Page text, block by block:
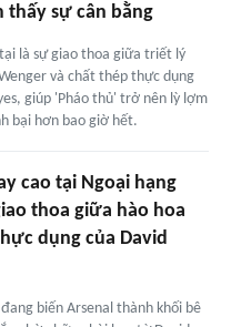
thấy sự cân bằng
là sự giao thoa giữa triết lý
và chất thép thực dụng
giúp 'Pháo thủ' trở nên lỳ lợm
bại hơn bao giờ hết.
cao tại Ngoại hạng
thoa giữa hào hoa
dụng của David
biến Arsenal thành khối bê